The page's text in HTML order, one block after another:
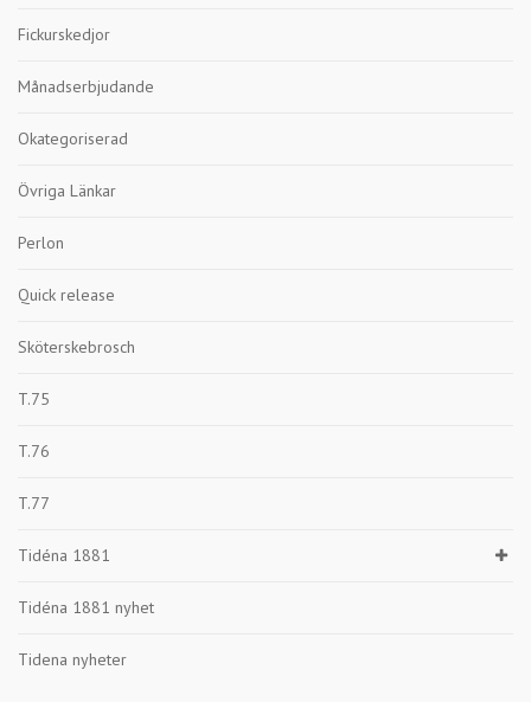
Fickurskedjor
Månadserbjudande
Okategoriserad
Övriga Länkar
Perlon
Quick release
Sköterskebrosch
T.75
T.76
T.77
Tidéna 1881
Tidéna 1881 nyhet
Tidena nyheter